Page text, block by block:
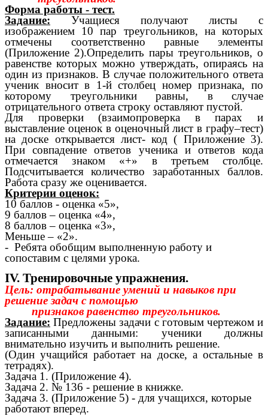
Форма работы - тест.
Задание: Учащиеся получают листы с
изображением 10 пар треугольников, на которых
отмечены соответственно равные элементы
(Приложение 2).Определить пары треугольников, о
равенстве которых можно утверждать, опираясь на
один из признаков. В случае положительного ответа
ученик вносит в 1-й столбец номер признака, по
которому треугольники равны, в случае
отрицательного ответа строку оставляют пустой.
Для проверки (взаимопроверка в парах и
выставление оценок в оценочный лист в графу–тест)
на доске открывается лист- код ( Приложение 3).
При совпадение ответов ученика и ответов кода
отмечается знаком «+» в третьем столбце.
Подсчитывается количество заработанных баллов.
Работа сразу же оценивается.
Критерии оценок:
10 баллов - оценка «5»,
9 баллов – оценка «4»,
8 баллов – оценка «3»,
Меньше – «2».
- Ребята обобщим выполненную работу и
сопоставим с целями урока.
IV. Тренировочные упражнения.
Цель: отрабатывание умений и навыков при
решение задач с помощью
признаков равенство треугольников.
Задание: Предложены задачи с готовым чертежом и
записанными данными: ученики должны
внимательно изучить и выполнить решение.
(Один учащийся работает на доске, а остальные в
тетрадях).
Задача 1. (Приложение 4).
Задача 2. № 136 - решение в книжке.
Задача 3. (Приложение 5) - для учащихся, которые
работают вперед.